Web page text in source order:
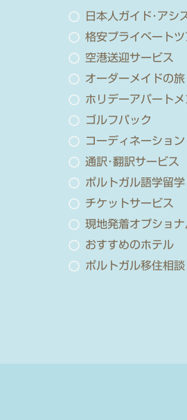
日本人ガイド･アシ
格安プライベートツ
空港送迎サービス
オーダーメイドの旅
ホリデーアパートメ
ゴルフパック
コーディネーショ
通訳･翻訳サービス
ポルトガル語学留学
チケットサービス
現地発着オプショ
おすすめのホテル
ポルトガル移住相談